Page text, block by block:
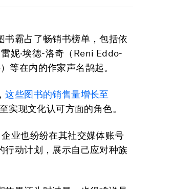
书霸占了畅销书榜单，包括依
妮·埃德-洛奇（Reni Eddo-
等在内的作家声名鹊起。
这些图书的销售量增长至
实现文化认可方面的角色。
业也纷纷在其社交媒体账号
行动计划，展示自己应对种族